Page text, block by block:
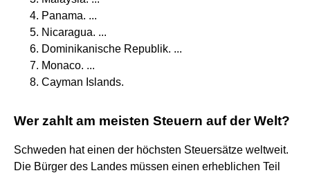
Panama. ...
Nicaragua. ...
Dominikanische Republik. ...
Monaco. ...
Cayman Islands.
Wer zahlt am meisten Steuern auf der Welt?
Schweden hat einen der höchsten Steuersätze weltweit.
Die Bürger des Landes müssen einen erheblichen Teil